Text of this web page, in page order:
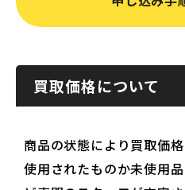
買取価格について
商品の状態により買取価格
使用されたものか未使用